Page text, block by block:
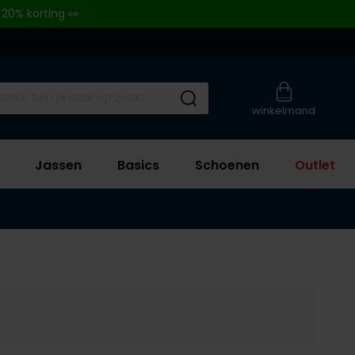
korting 👀
winkelmand
Submit search
Jassen Basics Schoenen Outlet